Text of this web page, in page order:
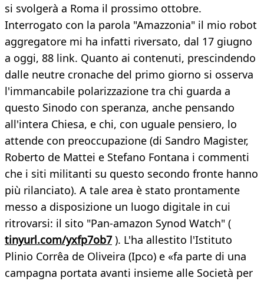
si svolgerà a Roma il prossimo ottobre.
Interrogato con la parola "Amazzonia" il mio robot
aggregatore mi ha infatti riversato, dal 17 giugno
a oggi, 88 link. Quanto ai contenuti, prescindendo
dalle neutre cronache del primo giorno si osserva
l'immancabile polarizzazione tra chi guarda a
questo Sinodo con speranza, anche pensando
all'intera Chiesa, e chi, con uguale pensiero, lo
attende con preoccupazione (di Sandro Magister,
Roberto de Mattei e Stefano Fontana i commenti
che i siti militanti su questo secondo fronte hanno
più rilanciato). A tale area è stato prontamente
messo a disposizione un luogo digitale in cui
ritrovarsi: il sito "Pan-amazon Synod Watch" (
tinyurl.com/yxfp7ob7). L'ha allestito l'Istituto
Plinio Corrêa de Oliveira (Ipco) e «fa parte di una
campagna portata avanti insieme alle Società per